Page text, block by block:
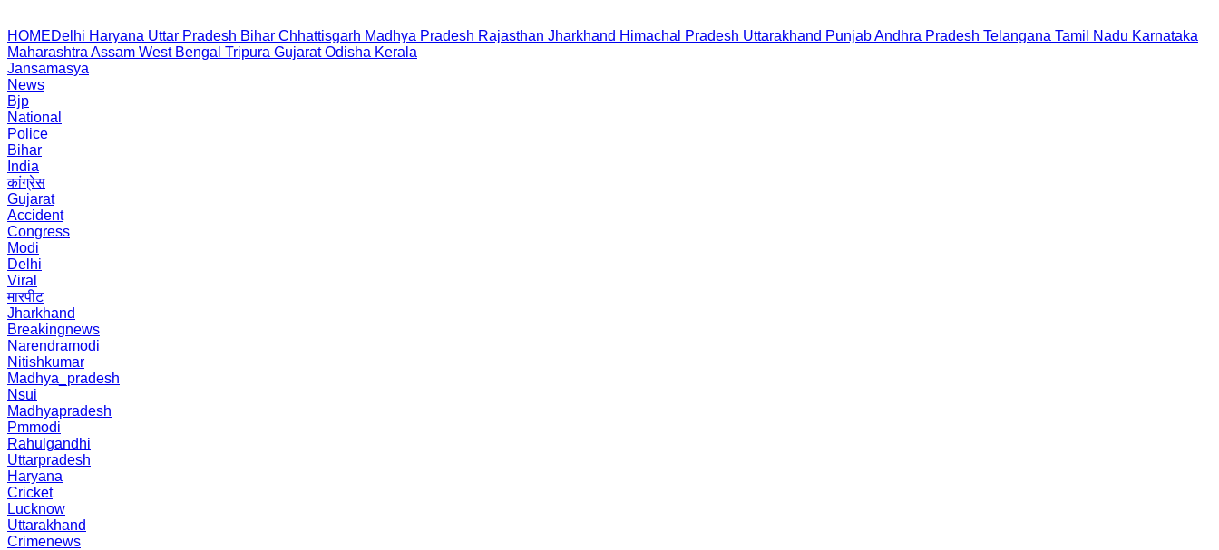
HOMEDelhi Haryana Uttar Pradesh Bihar Chhattisgarh Madhya Pradesh Rajasthan Jharkhand Himachal Pradesh Uttarakhand PunjabAndhra Pradesh Telangana Tamil Nadu Karnataka
Maharashtra Assam West Bengal Tripura Gujarat Odisha Kerala
Jansamasya
News
Bjp
National
Police
Bihar
India
कांग्रेस
Gujarat
Accident
Congress
Modi
Delhi
Viral
मारपीट
Jharkhand
Breakingnews
Narendramodi
Nitishkumar
Madhya_pradesh
Nsui
Madhyapradesh
Pmmodi
Rahulgandhi
Uttarpradesh
Haryana
Cricket
Lucknow
Uttarakhand
Crimenews